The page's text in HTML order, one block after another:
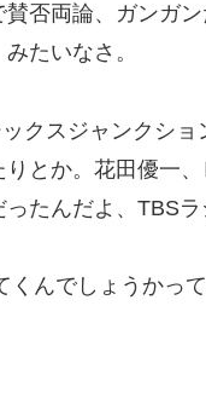
否両論、ガンガ
たいなさ。
クスジャンクシ
とか。花田優一
たんだよ、TBSラ
んでしょうかって